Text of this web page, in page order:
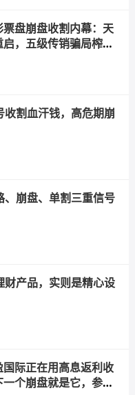
盘崩盘收割内幕：天
，五级传销骗局榨干
割血汗钱，高危期崩
崩盘、单割三重信号
产品，实则是精心设
际正在用高息返利收
个崩盘就是它，参与